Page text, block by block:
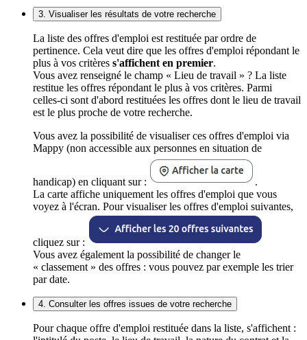
3. Visualiser les résultats de votre recherche
La liste des offres d'emploi est restituée par ordre de
pertinence. Cela veut dire que les offres d'emploi répondant le
plus à vos critères s'affichent en premier.
Vous avez renseigné le champ « Lieu de travail » ? La liste
restitue les offres répondant le plus à vos critères. Parmi
celles-ci sont d'abord restituées les offres dont le lieu de travail
est le plus proche de votre recherche.
Vous avez la possibilité de visualiser ces offres d'emploi via
Mappy (non accessible aux personnes en situation de
handicap) en cliquant sur :
.
La carte affiche uniquement les offres d'emploi que vous
voyez à l'écran. Pour visualiser les offres d'emploi suivantes,
cliquez sur :
Vous avez également la possibilité de changer le
« classement » des offres : vous pouvez par exemple les trier
par date.
4. Consulter les offres issues de votre recherche
Pour chaque offre d'emploi restituée dans la liste, s'affichent :